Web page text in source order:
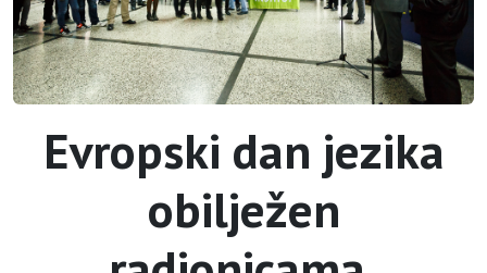
Evropski dan jezika
obilježen